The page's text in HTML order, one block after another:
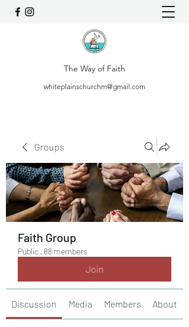
The Way of Faith
whiteplainschurchm@gmail.com
Groups
Faith Group
Public · 88 members
Join
Discussion Media Members About